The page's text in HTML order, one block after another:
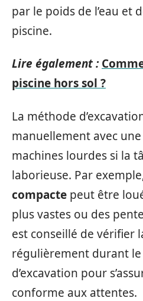
par le poids de l’eau et
piscine.
Lire également :
piscine hors sol ?
La méthode
manuellement avec une
machines lourdes si la
laborieuse. Par
compacte peut être
plus vastes ou des
est conseillé de vérifier
régulièrement durant le
d’excavation pour
conforme aux attentes.